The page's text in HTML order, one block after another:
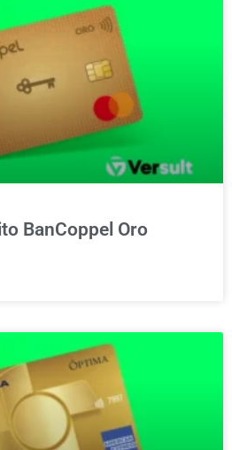
BanCoppel Oro